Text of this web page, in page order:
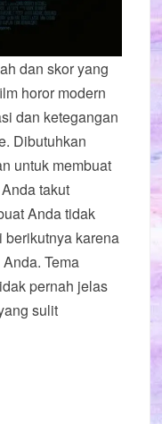
dan skor yang
horor modern
dan ketegangan
Dibutuhkan
untuk membuat
takut
Anda tidak
berikutnya karena
Tema
pernah jelas
sulit